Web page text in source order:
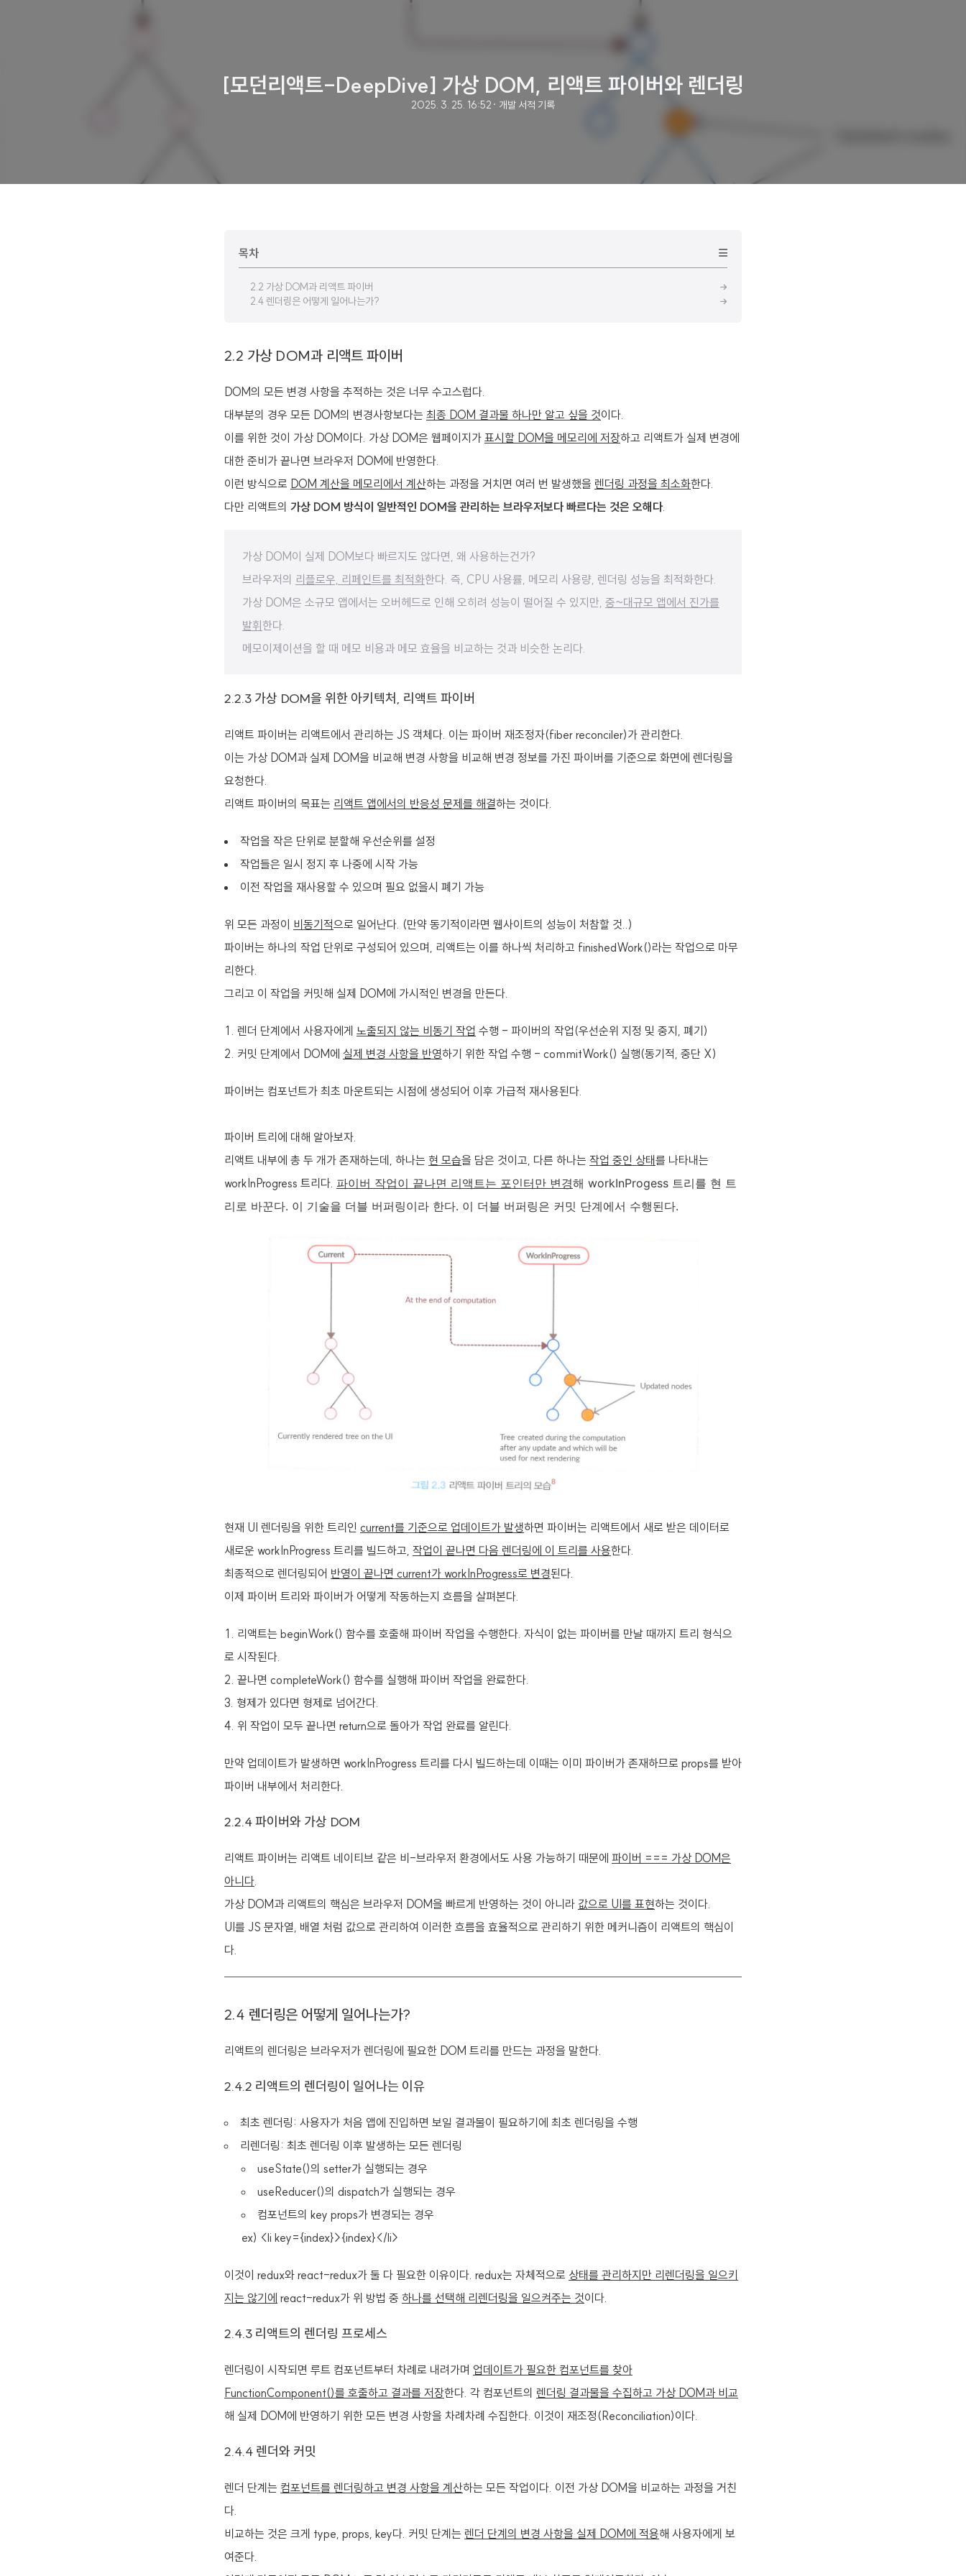
[모던리액트-DeepDive] 가상 DOM, 리액트 파이버와 렌더링
2025. 3. 25. 16:52 · 개발 서적 기록
목차
2.2 가상 DOM과 리액트 파이버
2.4 렌더링은 어떻게 일어나는가?
2.2 가상 DOM과 리액트 파이버
DOM의 모든 변경 사항을 추적하는 것은 너무 수고스럽다.
대부분의 경우 모든 DOM의 변경사항보다는 최종 DOM 결과물 하나만 알고 싶을 것이다.
이를 위한 것이 가상 DOM이다. 가상 DOM은 웹페이지가 표시할 DOM을 메모리에 저장하고 리액트가 실제 변경에
대한 준비가 끝나면 브라우저 DOM에 반영한다.
이런 방식으로 DOM 계산을 메모리에서 계산하는 과정을 거치면 여러 번 발생했을 렌더링 과정을 최소화한다.
다만 리액트의 가상 DOM 방식이 일반적인 DOM을 관리하는 브라우저보다 빠르다는 것은 오해다.
가상 DOM이 실제 DOM보다 빠르지도 않다면, 왜 사용하는건가?
브라우저의 리플로우, 리페인트를 최적화한다. 즉, CPU 사용률, 메모리 사용량, 렌더링 성능을 최적화한다.
가상 DOM은 소규모 앱에서는 오버헤드로 인해 오히려 성능이 떨어질 수 있지만, 중~대규모 앱에서 진가를
발휘 한다.
메모이제이션을 할 때 메모 비용과 메모 효율을 비교하는 것과 비슷한 논리다.
2.2.3 가상 DOM을 위한 아키텍처, 리액트 파이버
리액트 파이버는 리액트에서 관리하는 JS 객체다. 이는 파이버 재조정자(fiber reconciler)가 관리한다.
이는 가상 DOM과 실제 DOM을 비교해 변경 사항을 비교해 변경 정보를 가진 파이버를 기준으로 화면에 렌더링을
요청한다.
리액트 파이버의 목표는 리액트 앱에서의 반응성 문제를 해결하는 것이다.
작업을 작은 단위로 분할해 우선순위를 설정
작업들은 일시 정지 후 나중에 시작 가능
이전 작업을 재사용할 수 있으며 필요 없을시 폐기 가능
위 모든 과정이 비동기적으로 일어난다. (만약 동기적이라면 웹사이트의 성능이 처참할 것..)
파이버는 하나의 작업 단위로 구성되어 있으며, 리액트는 이를 하나씩 처리하고 finishedWork()라는 작업으로 마무
리한다.
그리고 이 작업을 커밋해 실제 DOM에 가시적인 변경을 만든다.
렌더 단계에서 사용자에게 노출되지 않는 비동기 작업 수행 - 파이버의 작업(우선순위 지정 및 중지, 폐기)
커밋 단계에서 DOM에 실제 변경 사항을 반영하기 위한 작업 수행 - commitWork() 실행(동기적, 중단 X)
파이버는 컴포넌트가 최초 마운트되는 시점에 생성되어 이후 가급적 재사용된다.
파이버 트리에 대해 알아보자.
리액트 내부에 총 두 개가 존재하는데, 하나는 현 모습을 담은 것이고, 다른 하나는 작업 중인 상태를 나타내는
workInProgress 트리다. 파이버 작업이 끝나면 리액트는 포인터만 변경해 workInProgess 트리를 현 트
리로 바꾼다. 이 기술을 더블 버퍼링이라 한다. 이 더블 버퍼링은 커밋 단계에서 수행된다.
현재 UI 렌더링을 위한 트리인 current를 기준으로 업데이트가 발생하면 파이버는 리액트에서 새로 받은 데이터로
새로운 workInProgress 트리를 빌드하고, 작업이 끝나면 다음 렌더링에 이 트리를 사용한다.
최종적으로 렌더링되어 반영이 끝나면 current가 workInProgress로 변경된다.
이제 파이버 트리와 파이버가 어떻게 작동하는지 흐름을 살펴본다.
리액트는 beginWork() 함수를 호출해 파이버 작업을 수행한다. 자식이 없는 파이버를 만날 때까지 트리 형식으
로 시작된다.
끝나면 completeWork() 함수를 실행해 파이버 작업을 완료한다.
형제가 있다면 형제로 넘어간다.
위 작업이 모두 끝나면 return으로 돌아가 작업 완료를 알린다.
만약 업데이트가 발생하면 workInProgress 트리를 다시 빌드하는데 이때는 이미 파이버가 존재하므로 props를 받아
파이버 내부에서 처리한다.
2.2.4 파이버와 가상 DOM
리액트 파이버는 리액트 네이티브 같은 비-브라우저 환경에서도 사용 가능하기 때문에 파이버 === 가상 DOM은
아니다.
가상 DOM과 리액트의 핵심은 브라우저 DOM을 빠르게 반영하는 것이 아니라 값으로 UI를 표현하는 것이다.
UI를 JS 문자열, 배열 처럼 값으로 관리하여 이러한 흐름을 효율적으로 관리하기 위한 메커니즘이 리액트의 핵심이
다.
2.4 렌더링은 어떻게 일어나는가?
리액트의 렌더링은 브라우저가 렌더링에 필요한 DOM 트리를 만드는 과정을 말한다.
2.4.2 리액트의 렌더링이 일어나는 이유
최초 렌더링: 사용자가 처음 앱에 진입하면 보일 결과물이 필요하기에 최초 렌더링을 수행
리렌더링: 최초 렌더링 이후 발생하는 모든 렌더링
useState()의 setter가 실행되는 경우
useReducer()의 dispatch가 실행되는 경우
컴포넌트의 key props가 변경되는 경우
ex) <li key={index}>{index}</li>
이것이 redux와 react-redux가 둘 다 필요한 이유이다. redux는 자체적으로 상태를 관리하지만 리렌더링을 일으키
지는 않기에 react-redux가 위 방법 중 하나를 선택해 리렌더링을 일으켜주는 것이다.
2.4.3 리액트의 렌더링 프로세스
렌더링이 시작되면 루트 컴포넌트부터 차례로 내려가며 업데이트가 필요한 컴포넌트를 찾아
FunctionComponent()를 호출하고 결과를 저장한다. 각 컴포넌트의 렌더링 결과물을 수집하고 가상 DOM과 비교
해 실제 DOM에 반영하기 위한 모든 변경 사항을 차례차례 수집한다. 이것이 재조정(Reconciliation)이다.
2.4.4 렌더와 커밋
렌더 단계는 컴포넌트를 렌더링하고 변경 사항을 계산하는 모든 작업이다. 이전 가상 DOM을 비교하는 과정을 거친
다.
비교하는 것은 크게 type, props, key다. 커밋 단계는 렌더 단계의 변경 사항을 실제 DOM에 적용해 사용자에게 보
여준다.